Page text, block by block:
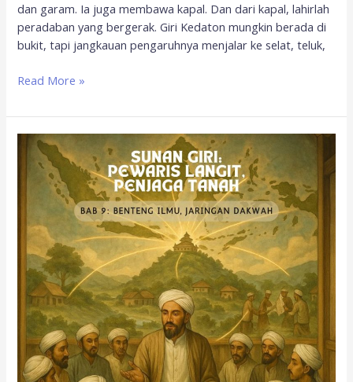
dan garam. Ia juga membawa kapal. Dan dari kapal, lahirlah
peradaban yang bergerak. Giri Kedaton mungkin berada di
bukit, tapi jangkauan pengaruhnya menjalar ke selat, teluk,
Read More »
Giri
membangun
benteng
jaringan
dakwah